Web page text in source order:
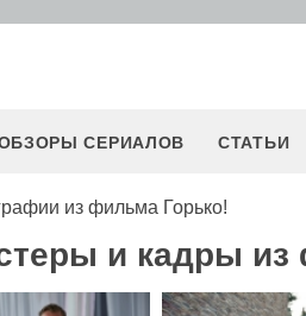
СЕРИАЛОВ СТАТЬИ
из фильма Горько!
и кадры из